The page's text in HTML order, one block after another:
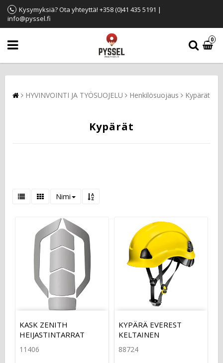
Kysymyksiä? Ota yhteyttä! +358 (0)41 435 5191 |
info@pyssel.fi
0
HYVINVOINTI JA TYÖSUOJELU Henkilösuojaus Kypärät
Kypärät
Nimi
KASK ZENITH
HEIJASTINTARRAT
11406
KYPÄRÄ EVEREST
KELTAINEN
88724